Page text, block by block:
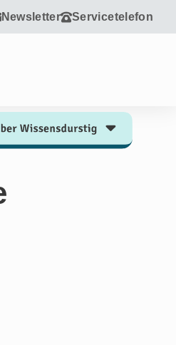
Newsletter Servicetelefon